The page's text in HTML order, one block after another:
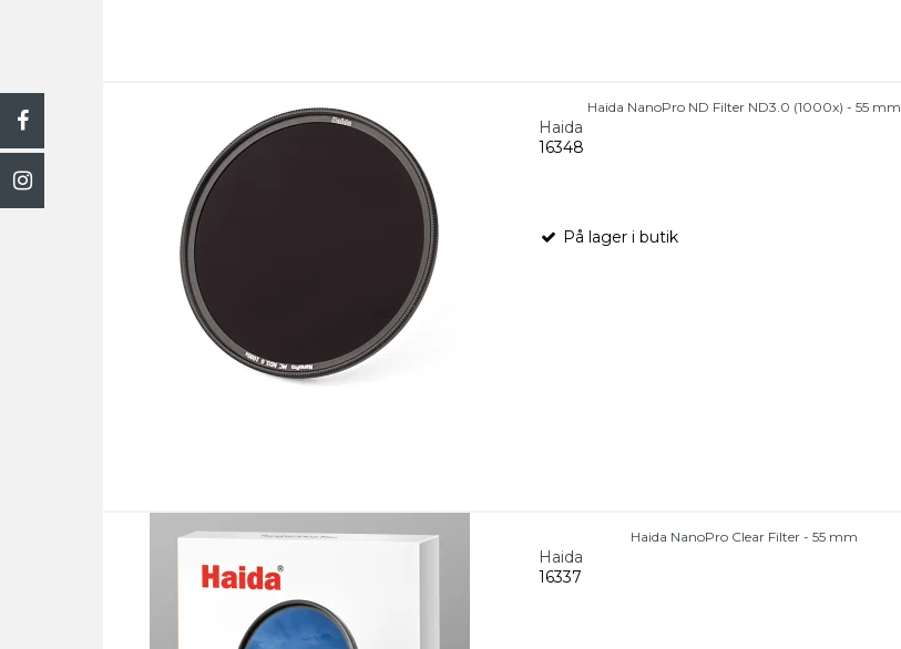
Haida NanoPro ND Filter ND3.0 (1000x) - 55 mm
Haida
16348
På lager i butik
Haida NanoPro Clear Filter - 55 mm
Haida
16337